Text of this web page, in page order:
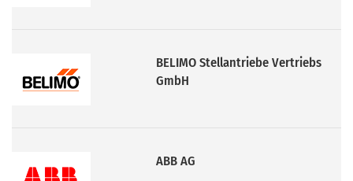
BELIMO Stellantriebe Vertriebs
GmbH
ABB AG